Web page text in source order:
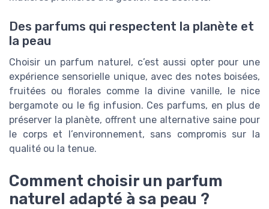
Des parfums qui respectent la planète et
la peau
Choisir un parfum naturel, c’est aussi opter pour une
expérience sensorielle unique, avec des notes boisées,
fruitées ou florales comme la divine vanille, le nice
bergamote ou le fig infusion. Ces parfums, en plus de
préserver la planète, offrent une alternative saine pour
le corps et l’environnement, sans compromis sur la
qualité ou la tenue.
Comment choisir un parfum
naturel adapté à sa peau ?